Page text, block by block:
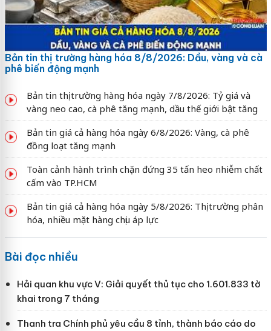
Bản tin thị trường hàng hóa 8/8/2026: Dầu, vàng và cà
phê biến động mạnh
Bản tin thị trường hàng hóa ngày 7/8/2026: Tỷ giá và
vàng neo cao, cà phê tăng mạnh, dầu thế giới bật tăng
Bản tin giá cả hàng hóa ngày 6/8/2026: Vàng, cà phê
đồng loạt tăng mạnh
Toàn cảnh hành trình chặn đứng 35 tấn heo nhiễm chất
cấm vào TP.HCM
Bản tin giá cả hàng hóa ngày 5/8/2026: Thị trường phân
hóa, nhiều mặt hàng chịu áp lực
Bài đọc nhiều
Hải quan khu vực V: Giải quyết thủ tục cho 1.601.833 tờ
khai trong 7 tháng
Thanh tra Chính phủ yêu cầu 8 tỉnh, thành báo cáo do